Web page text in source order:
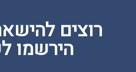
רוצים
הירשמו